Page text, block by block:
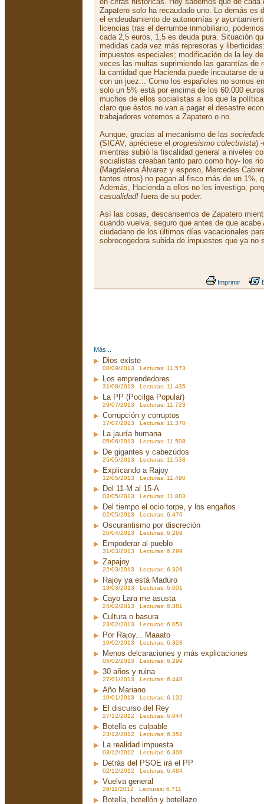
Zapatero solo ha recaudado uno. Lo demás es
el endeudamiento de autonomías y
licencias tras el derrumbe inmobiliario,
cada 2,5 euros, 1,5 es deuda pura. Situación
medidas cada vez más represoras y
impuestos especiales; modificación de la ley
veces las multas suprimiendo las garantías de
la cantidad que Hacienda puede incautarse de
con un juez... Como los españoles no somos
solo un 5% está por encima de los 60.000
muchos de ellos socialistas a los que la
claro que éstos no van a pagar el desastre
trabajadores votemos a Zapatero o no.
Aunque, gracias al mecanismo de las
(SICAV, apréciese el progresismo colectivista)
mientras subió la fiscalidad general a niveles
socialistas creaban tanto paro como hoy- los
(Magdalena Álvarez y esposo, Mercedes
tantos otros) no pagan al fisco más de un 1%,
Además, Hacienda a ellos no les investiga,
casualidad! fuera de su poder.
Así las cosas, descansemos de Zapatero
cuando vuelva, seguro que antes de que
ciudadano de los últimos días vacacionales
sobrecogedora subida de impuestos que ya no
Imprimir
Más...
Dios existe
08/09/2013 Lecturas: 11.573
Los emprendedores
31/08/2013 Lecturas: 11.435
La PP (Pocilga Popular)
29/07/2013 Lecturas: 11.723
Corrupción y corruptos
17/07/2013 Lecturas: 11.370
La jauría humana
05/06/2013 Lecturas: 11.508
De gigantes y cabezudos
25/05/2013 Lecturas: 11.538
Explicando a Rajoy
12/05/2013 Lecturas: 11.490
Del 11-M al 15-A
03/05/2013 Lecturas: 11.883
Del tiempo el ocio torpe, y los engaños
02/05/2013 Lecturas: 6.476
Oscurantismo por discreción
20/04/2013 Lecturas: 6.269
Empoderar al pueblo
31/03/2013 Lecturas: 6.299
Zapajoy
22/03/2013 Lecturas: 6.328
Rajoy ya está Maduro
13/03/2013 Lecturas: 6.001
Cayo Lara me asusta
24/02/2013 Lecturas: 6.381
Cultura o basura
23/02/2013 Lecturas: 6.053
Por Rajoy... Maaato
10/02/2013 Lecturas: 6.328
Menos delcaraciones y más explicaciones
05/02/2013 Lecturas: 6.299
30 años y ruina
27/01/2013 Lecturas: 6.448
Año Mariano
10/01/2013 Lecturas: 6.132
El discurso del Rey
27/12/2012 Lecturas: 6.044
Botella es culpable
23/12/2012 Lecturas: 6.352
La realidad impuesta
03/12/2012 Lecturas: 6.306
Detrás del PSOE irá el PP
02/12/2012 Lecturas: 6.484
Vuelva general
26/11/2012 Lecturas: 6.711
Botella, botellón y botellazo